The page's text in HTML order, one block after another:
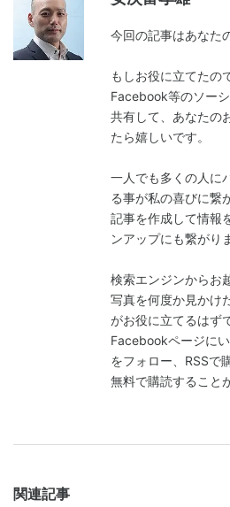
今回の記事はあなた
もしお役に立てたの
Facebook等のソー
共有して、あなたの
たら嬉しいです。
一人でも多くの人に
る事が私の喜びに繋
記事を作成して情報
ンアップにも繋がり
検索エンジンからお
写真を何度か見かけ
がお役に立てるはず
Facebookページに
をフォロー、RSSで
無料で購読すること
関連記事